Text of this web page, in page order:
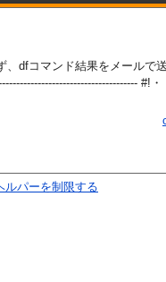
、dfコマンド結果をメールで
#!・
ルパーを制限する